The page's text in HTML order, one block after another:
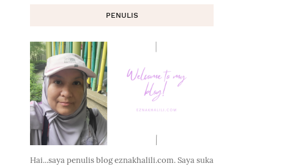
PENULIS
Hai...saya penulis blog eznakhalili.com. Saya suka